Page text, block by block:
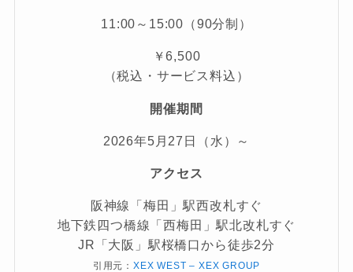
11:00～15:00（90分制）
￥6,500
（税込・サービス料込）
開催期間
2026年5月27日（水）～
アクセス
阪神線「梅田」駅西改札すぐ
地下鉄四つ橋線「西梅田」駅北改札すぐ
JR「大阪」駅桜橋口から徒歩2分
引用元：XEX WEST – XEX GROUP